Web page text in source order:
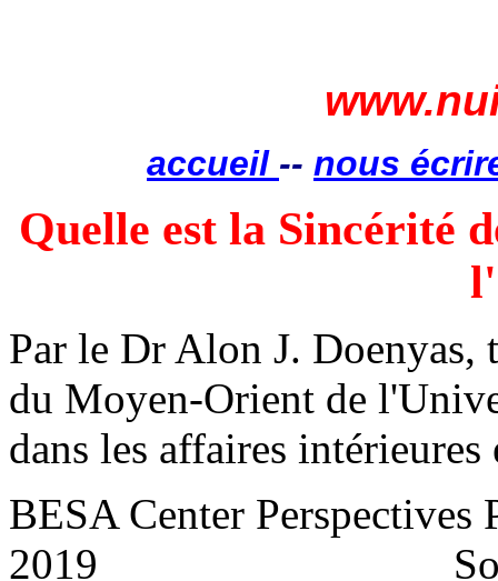
accueil -- nous
Quelle est la Sincérité
Par le Dr Alon J. Doenyas,
du Moyen-Orient de
dans les affaires intérieures
BESA Center Perspectives
2019